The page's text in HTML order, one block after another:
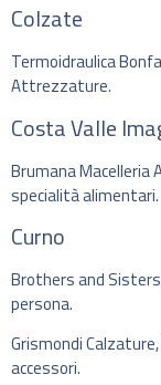
Colzate
Termoidraulica
Attrezzature.
Costa Valle
Brumana Macelleria
specialità alimentari.
Curno
Brothers and
persona.
Grismondi
accessori.